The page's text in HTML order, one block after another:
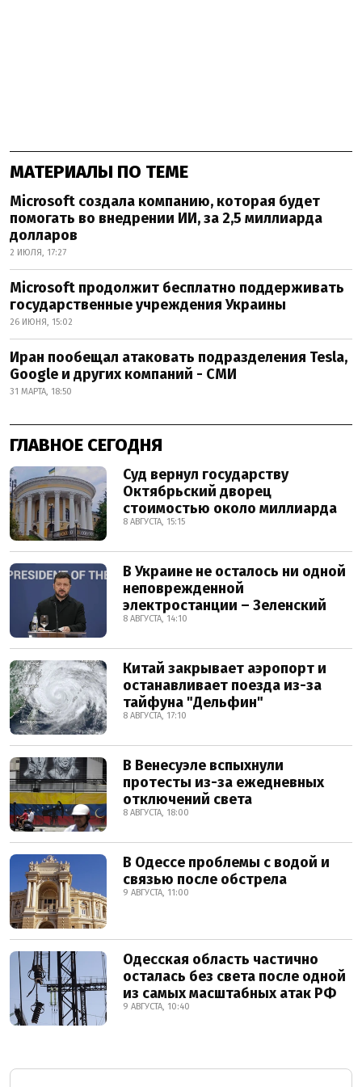
МАТЕРИАЛЫ ПО ТЕМЕ
Microsoft создала компанию, которая будет
помогать во внедрении ИИ, за 2,5 миллиарда
долларов
2 ИЮЛЯ, 17:27
Microsoft продолжит бесплатно поддерживать
государственные учреждения Украины
26 ИЮНЯ, 15:02
Иран пообещал атаковать подразделения Tesla,
Google и других компаний - СМИ
31 МАРТА, 18:50
ГЛАВНОЕ СЕГОДНЯ
Суд вернул государству
Октябрьский дворец
стоимостью около миллиарда
8 АВГУСТА, 15:15
В Украине не осталось ни одной
неповрежденной
электростанции – Зеленский
8 АВГУСТА, 14:10
Китай закрывает аэропорт и
останавливает поезда из-за
тайфуна "Дельфин"
8 АВГУСТА, 17:10
В Венесуэле вспыхнули
протесты из-за ежедневных
отключений света
8 АВГУСТА, 18:00
В Одессе проблемы с водой и
связью после обстрела
9 АВГУСТА, 11:00
Одесская область частично
осталась без света после одной
из самых масштабных атак РФ
9 АВГУСТА, 10:40